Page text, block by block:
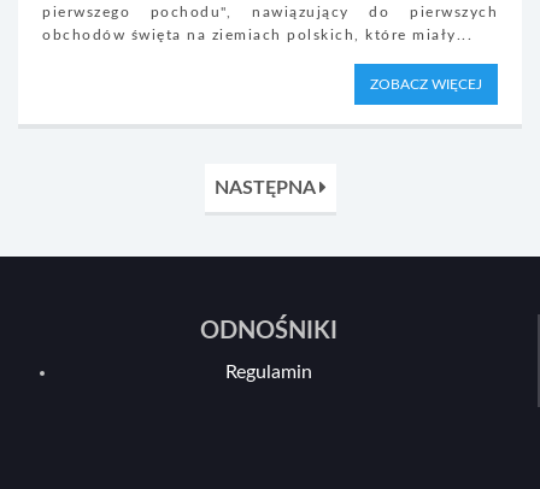
pierwszego pochodu", nawiązujący do pierwszych
obchodów święta na ziemiach polskich, które miały...
ZOBACZ WIĘCEJ
NASTĘPNA
ODNOŚNIKI
Regulamin